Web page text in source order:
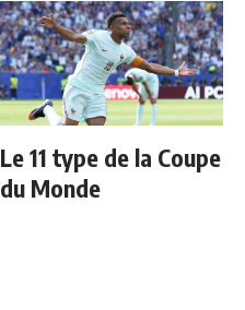
Le 11 type de la Coupe
du Monde